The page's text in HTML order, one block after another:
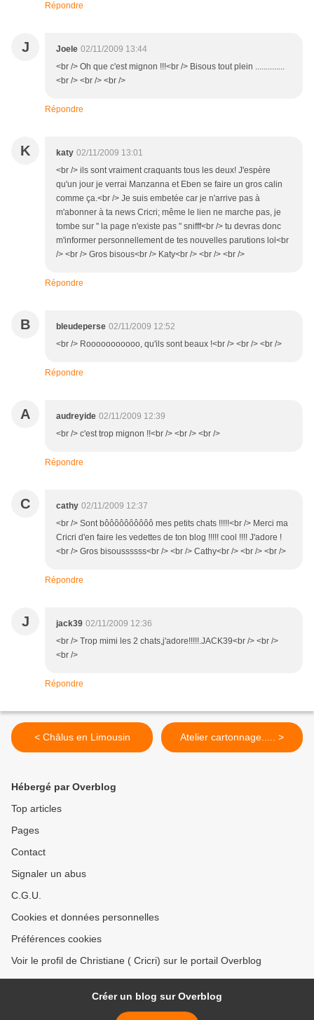
Répondre
J Joele 02/11/2009 13:44
<br /> Oh que c'est mignon !!!<br /> Bisous tout plein ..............
<br /> <br /> <br />
Répondre
K katy 02/11/2009 13:01
<br /> ils sont vraiment craquants tous les deux! J'espère
qu'un jour je verrai Manzanna et Eben se faire un gros calin
comme ça.<br /> Je suis embetée car je n'arrive pas à
m'abonner à ta news Cricri; même le lien ne marche pas, je
tombe sur " la page n'existe pas " snifff<br /> tu devras donc
m'informer personnellement de tes nouvelles parutions lol<br
/> <br /> Gros bisous<br /> Katy<br /> <br /> <br />
Répondre
B bleudeperse 02/11/2009 12:52
<br /> Rooooooooooo, qu'ils sont beaux !<br /> <br /> <br />
Répondre
A audreyide 02/11/2009 12:39
<br /> c'est trop mignon !!<br /> <br /> <br />
Répondre
C cathy 02/11/2009 12:37
<br /> Sont bôôôôôôôôôô mes petits chats !!!!!<br /> Merci ma
Cricri d'en faire les vedettes de ton blog !!!!! cool !!!! J'adore !
<br /> Gros bisoussssss<br /> <br /> Cathy<br /> <br /> <br />
Répondre
J jack39 02/11/2009 12:36
<br /> Trop mimi les 2 chats,j'adore!!!!!.JACK39<br /> <br />
<br />
Répondre
< Châlus en Limousin Atelier cartonnage..... >
Hébergé par Overblog
Top articles
Pages
Contact
Signaler un abus
C.G.U.
Cookies et données personnelles
Préférences cookies
Voir le profil de Christiane ( Cricri) sur le portail Overblog
Créer un blog sur Overblog